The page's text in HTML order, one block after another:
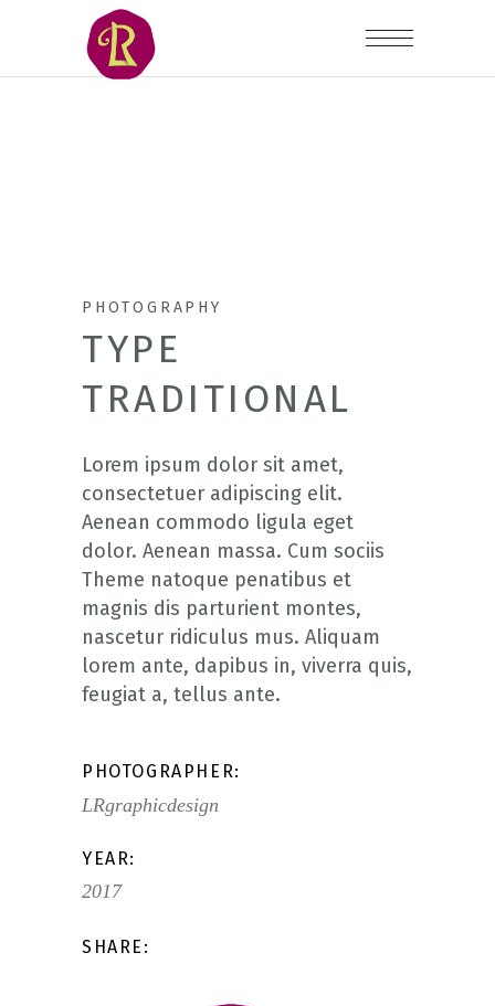
PHOTOGRAPHY
TYPE
TRADITIONAL
Lorem ipsum dolor sit amet,
consectetuer adipiscing elit.
Aenean commodo ligula eget
dolor. Aenean massa. Cum sociis
Theme natoque penatibus et
magnis dis parturient montes,
nascetur ridiculus mus. Aliquam
lorem ante, dapibus in, viverra quis,
feugiat a, tellus ante.
PHOTOGRAPHER:
LRgraphicdesign
YEAR:
2017
SHARE: